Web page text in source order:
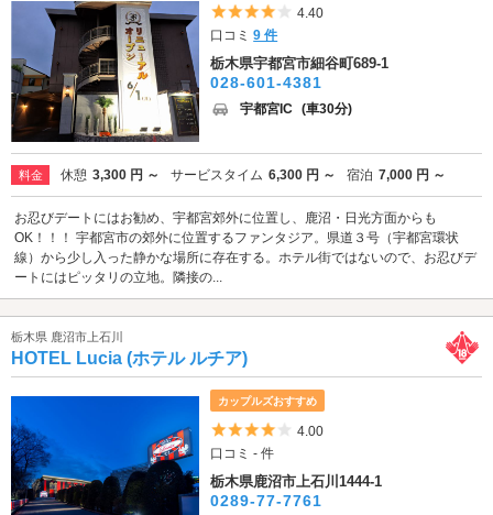
5つ星のうち4
4.40
口コミ9 件
栃木県宇都宮市細谷町689-1
028-601-4381
宇都宮IC (車30分)
料金 休憩 3,300 円 ～ サービスタイム 6,300 円 ～ 宿泊 7,000 円 ～
お忍びデートにはお勧め、宇都宮郊外に位置し、鹿沼・日光方面からも
OK！！！ 宇都宮市の郊外に位置するファンタジア。県道３号（宇都宮環状
線）から少し入った静かな場所に存在する。ホテル街ではないので、お忍びデ
ートにはピッタリの立地。隣接の...
栃木県 鹿沼市上石川
HOTEL Lucia (ホテル ルチア)
カップルズおすすめ
5つ星のうち4
4.00
口コミ - 件
栃木県鹿沼市上石川1444-1
0289-77-7761